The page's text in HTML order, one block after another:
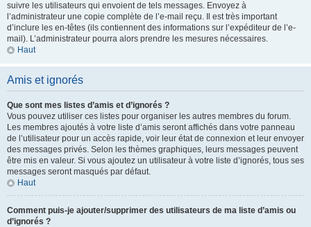
suivre les utilisateurs qui envoient de tels messages. Envoyez à
l’administrateur une copie complète de l’e-mail reçu. Il est très important
d’inclure les en-têtes (ils contiennent des informations sur l’expéditeur de l’e-
mail). L’administrateur pourra alors prendre les mesures nécessaires.
Haut
Amis et ignorés
Que sont mes listes d’amis et d’ignorés ?
Vous pouvez utiliser ces listes pour organiser les autres membres du forum.
Les membres ajoutés à votre liste d’amis seront affichés dans votre panneau
de l’utilisateur pour un accès rapide, voir leur état de connexion et leur envoyer
des messages privés. Selon les thèmes graphiques, leurs messages peuvent
être mis en valeur. Si vous ajoutez un utilisateur à votre liste d’ignorés, tous ses
messages seront masqués par défaut.
Haut
Comment puis-je ajouter/supprimer des utilisateurs de ma liste d’amis ou
d’ignorés ?